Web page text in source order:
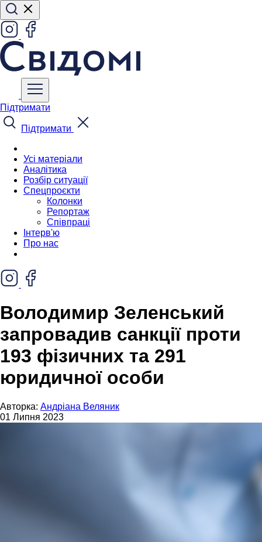
Підтримати
Підтримати
Усі матеріали
Аналітика
Розбір ситуації
Спецпроєкти
Колонки
Репортаж
Співпраці
Інтерв'ю
Про нас
Володимир Зеленський
запровадив санкції проти
193 фізичних та 291
юридичної особи
Авторка: Андріана Веляник
01 Липня 2023